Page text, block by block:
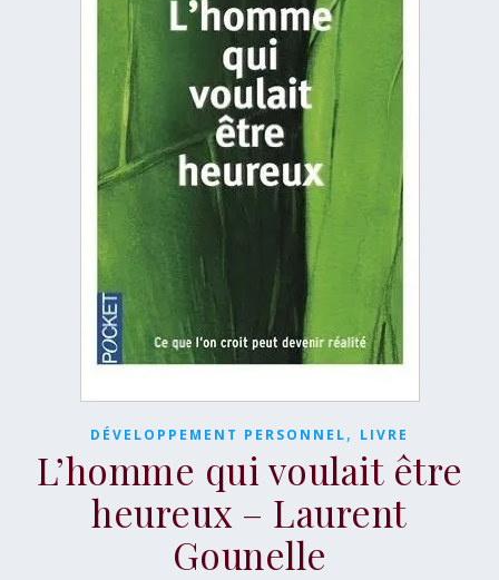
DÉVELOPPEMENT PERSONNEL, LIVRE
L’homme qui voulait être
heureux – Laurent
Gounelle